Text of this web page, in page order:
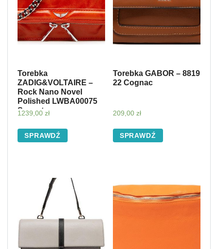
Torebka
ZADIG&VOLTAIRE –
Rock Nano Novel
Polished LWBA00075
Sunset
1239,00 zł
SPRAWDŹ
Torebka GABOR – 8819
22 Cognac
209,00 zł
SPRAWDŹ